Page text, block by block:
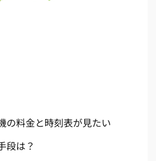
の料金と時刻表が見たい
段は？